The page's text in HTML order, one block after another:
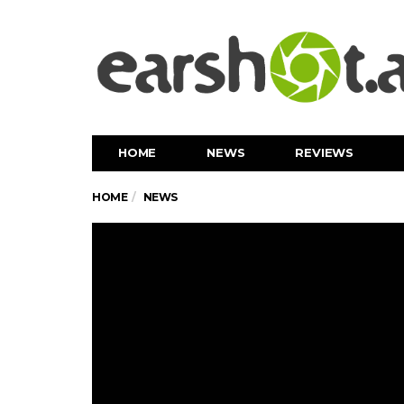
HOME NEWS REVIEWS
HOME NEWS